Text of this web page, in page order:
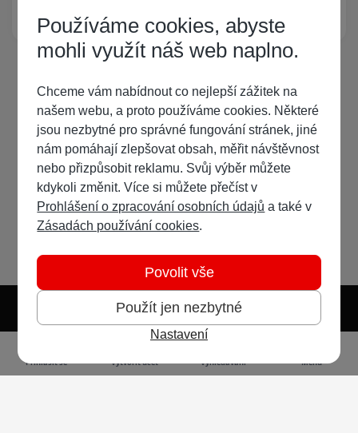
Žádný registrovaný uživatel si neprohlíží tuto stránku
Světlý režim Předvolba systému
Přihlásit se Vytvořit účet Vyhledávání Menu
Používáme cookies, abyste
mohli využít náš web naplno.
Chceme vám nabídnout co nejlepší zážitek na
našem webu, a proto používáme cookies. Některé
jsou nezbytné pro správné fungování stránek, jiné
nám pomáhají zlepšovat obsah, měřit návštěvnost
nebo přizpůsobit reklamu. Svůj výběr můžete
kdykoli změnit. Více si můžete přečíst v
Prohlášení o zpracování osobních údajů a také v
Zásadách používání cookies.
Použít jen nezbytné
Povolit vše
Nastavení